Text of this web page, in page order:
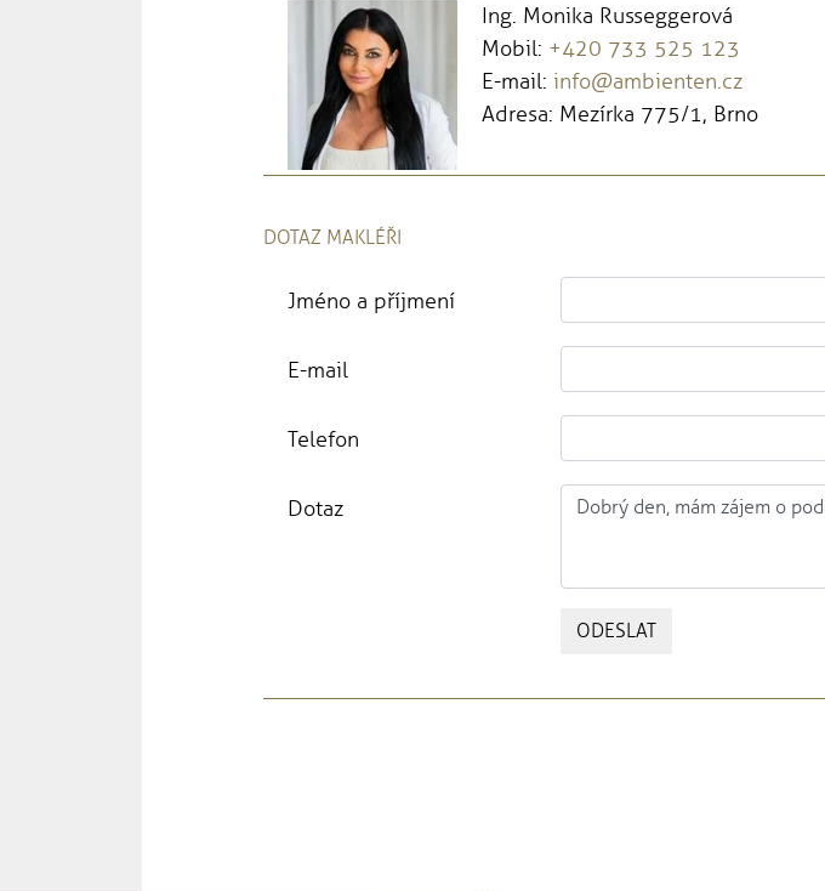
Ing. Monika Russeggerová
Mobil: +420 733 525 123
E-mail: info@ambienten.cz
Adresa: Mezírka 775/1, Brno
DOTAZ MAKLÉŘI
Jméno a příjmení
E-mail
Telefon
Dotaz
ODESLAT